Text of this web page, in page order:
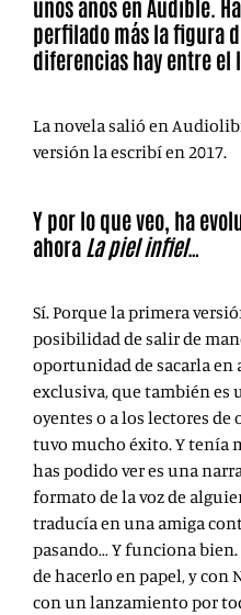
unos años en Audible.
perfilado más la figura
diferencias hay entre el
La novela salió en
versión la escribí en 2017.
Y por lo que veo, ha
ahora La piel infiel…
Sí. Porque la primera
posibilidad de salir de
oportunidad de sacarla en
exclusiva, que también es
oyentes o a los lectores
tuvo mucho éxito. Y tenía
has podido ver es una
formato de la voz de
traducía en una amiga
pasando… Y funciona
de hacerlo en papel, y con
con un lanzamiento por